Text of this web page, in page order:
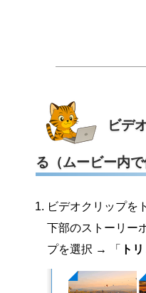
ビデ
る（ムービー内
ビデオクリップを
下部のストーリー
プを選択 → 「
ト